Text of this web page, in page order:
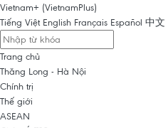
Vietnam+ (VietnamPlus)
Tiếng Việt English Français Español 中文
Trang chủ
Thăng Long - Hà Nội
Chính trị
Thế giới
ASEAN